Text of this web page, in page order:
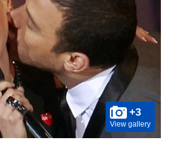
+3
View gallery